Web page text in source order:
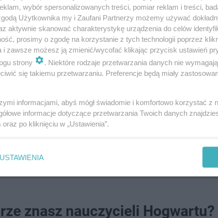
wielkim zainteresowaniem. Gracze postanowili
i zrobili to w bardzo wyjątkowy sposób.
gdy dyrektor szkoły magii umiera? Uczniowie zegnali
Teraz gracze Hogwart Legacy odnajdują wyspę na
Oczywiście to dlatego, że właśnie tam stanął biały
czarodziejów, jacy żyli. To gest na cześć
był równie idealny na ekranach telewizorów.
Albusa Dumbledore'a. Ile miał lat?
znasz nauczycieli Hogwartu?
wybór spersonalizowanych treści, pomiar reklam i treści,
Użytkownika my i Zaufani Partnerzy możemy używać
aktywnie skanować charakterystykę urządzenia do celów
prosimy o zgodę na korzystanie z tych technologii poprzez
i zawsze możesz ją zmienić/wycofać klikając przycisk ustawień
strony
. Niektóre rodzaje przetwarzania danych nie
się takiemu przetwarzaniu. Preferencje będą miały
informacjami, abyś mógł świadomie i komfortowo korzystać z
informacje dotyczące przetwarzania Twoich danych
oraz po kliknięciu w „Ustawienia”.
USTAWIENIA